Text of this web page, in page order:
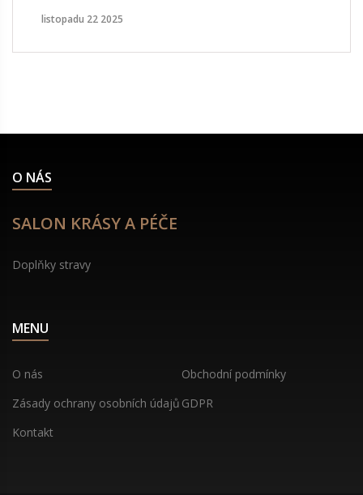
zdravou pokožku.
listopadu 22 2025
O NÁS
SALON KRÁSY A PÉČE
Doplňky stravy
MENU
O nás
Obchodní podmínky
Zásady ochrany osobních údajů GDPR
Kontakt